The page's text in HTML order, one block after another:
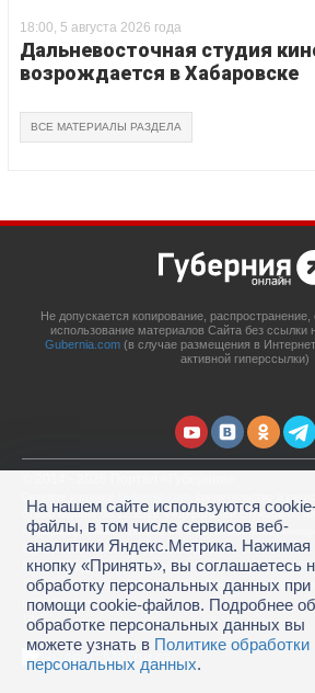
18:00, 5 августа 2026 года
Дальневосточная студия
возрождается в Хабаровске
ВСЕ МАТЕРИАЛЫ РАЗДЕЛА
Не допускается копирование,
использование материалов Сайта без ссылки
Gubernia.com (в случае размещения в
активной гиперссылки)
67908 выдано 06.12.2016 Федеральной службой по
информационных технологий и массовых
Учредитель: ООО «Губерния Он-лайн»
Главный редактор: Гатаулина А.С.
Телефон редакции: (4212) 45-88-45, адрес
portal@gubernia.com
18+
На нашем сайте используются
файлы, в том числе сервисов веб-
аналитики Яндекс.Метрика. Нажимая
кнопку «Принять», вы соглашаетесь
обработку персональных данных при
помощи cookie-файлов. Подробнее об
обработке персональных данных вы
можете узнать в Политике обработки
персональных данных.